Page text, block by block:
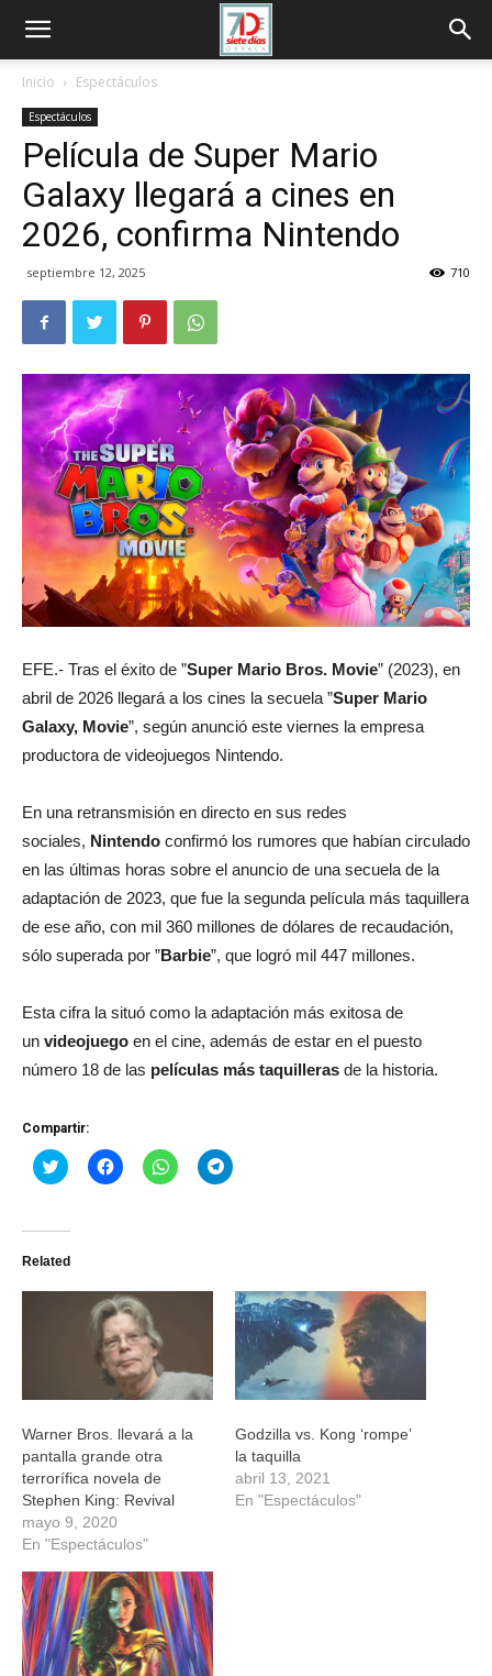
Inicio Espectáculos
Espectáculos
Película de Super Mario
Galaxy llegará a cines en
2026, confirma Nintendo
septiembre 12, 2025 710
EFE.- Tras el éxito de ”Super Mario Bros. Movie” (2023), en
abril de 2026 llegará a los cines la secuela ”Super Mario
Galaxy, Movie”, según anunció este viernes la empresa
productora de videojuegos Nintendo.
En una retransmisión en directo en sus redes
sociales, Nintendo confirmó los rumores que habían circulado
en las últimas horas sobre el anuncio de una secuela de la
adaptación de 2023, que fue la segunda película más taquillera
de ese año, con mil 360 millones de dólares de recaudación,
sólo superada por ”Barbie”, que logró mil 447 millones.
Esta cifra la situó como la adaptación más exitosa de
un videojuego en el cine, además de estar en el puesto
número 18 de las películas más taquilleras de la historia.
Compartir:
Haz
clic
Twitter
abre
una
ventana
nueva)
Haz
clic
una
ventana
nueva)
Haz
clic
una
Haz
clic
una
ventana
nueva)
Related
Warner Bros. llevará a la
pantalla grande otra
terrorífica novela de
Stephen King: Revival
mayo 9, 2020
En "Espectáculos"
Godzilla vs. Kong ‘rompe’
la taquilla
abril 13, 2021
En "Espectáculos"